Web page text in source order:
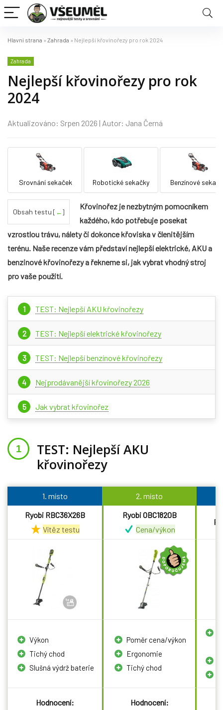
Hlavní strana » Zahrada » Nejlepší křovinořezy pro rok 2024
Zahrada
Nejlepší křovinořezy pro rok
2024
Aktualizováno: Srpen 2026 | Autor: Jana Černá
Srovnání sekaček Robotické sekačky Benzínové
Obsah testu [ ←]
Křovinořez je nezbytným pomocníkem
každého, kdo potřebuje posekat
vzrostlou trávu, nálety či dokonce křoviska v členitějším
terénu. Naše recenze vám představí nejlepší elektrické, AKU a
benzinové křovinořezy a řekneme si, jak vybrat vhodný stroj
pro vaše použití.
TEST: Nejlepší AKU křovinořezy
TEST: Nejlepší elektrické křovinořezy
TEST: Nejlepší benzínové křovinořezy
Nejprodávanější křovinořezy 2026
Jak vybrat křovinořez
TEST: Nejlepší AKU
křovinořezy
1. místo
2. místo
Ryobi RBC36X26B
Vítěz testu
Ryobi OBC1820B
Cena/výkon
Výkon
Tichý chod
Slušná výdrž baterie
Poměr cena/výkon
Ergonomie
Tichý chod
Hodnocení: Hodnocení: